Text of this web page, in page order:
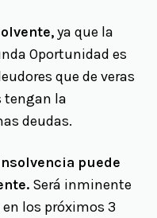
ya que la
Oportunidad es
que de veras
tengan la
deudas.
puede
Será inminente
los próximos 3